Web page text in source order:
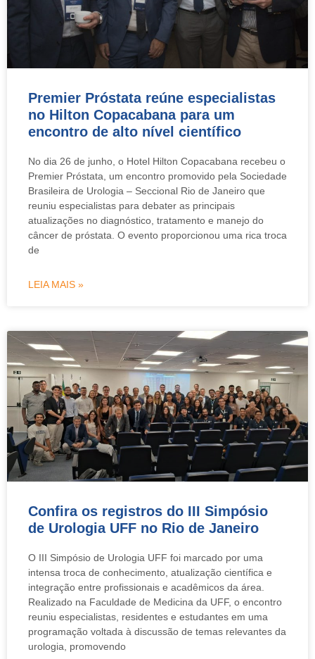
Premier Próstata reúne especialistas
no Hilton Copacabana para um
encontro de alto nível científico
No dia 26 de junho, o Hotel Hilton Copacabana recebeu o
Premier Próstata, um encontro promovido pela Sociedade
Brasileira de Urologia – Seccional Rio de Janeiro que
reuniu especialistas para debater as principais
atualizações no diagnóstico, tratamento e manejo do
câncer de próstata. O evento proporcionou uma rica troca
de
LEIA MAIS »
Confira os registros do III Simpósio
de Urologia UFF no Rio de Janeiro
O III Simpósio de Urologia UFF foi marcado por uma
intensa troca de conhecimento, atualização científica e
integração entre profissionais e acadêmicos da área.
Realizado na Faculdade de Medicina da UFF, o encontro
reuniu especialistas, residentes e estudantes em uma
programação voltada à discussão de temas relevantes da
urologia, promovendo